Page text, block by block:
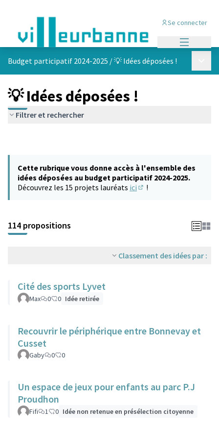
Se connecter
Budget participatif 2024-2025 /💡 Idées déposées !
💡 Idées déposées !
Filtrer et rechercher
Cette rubrique vous donne accès à l'ensemble des
idées déposées au budget participatif 2024-2025.
Découvrez les 15 projets lauréats ici !
114 propositions
Classement des idées par :
Cité des sports Lyvet
Max 0 0 Idée retirée
Recouvrir le périphérique entre Bonnevay et
Cusset
Gaby 0 0
Un espace de jeux pour enfants au parc P.J
Proudhon
Fifi 1 0 Idée non retenue en présélection citoyenne